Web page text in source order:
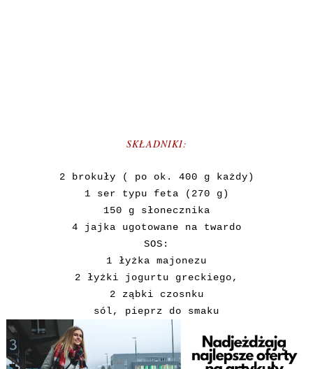
SKŁADNIKI:
2 brokuły ( po ok. 400 g każdy)
1 ser typu feta (270 g)
150 g słonecznika
4 jajka ugotowane na twardo
SOS:
1 łyżka majonezu
2 łyżki jogurtu greckiego,
2 ząbki czosnku
sól, pieprz do smaku